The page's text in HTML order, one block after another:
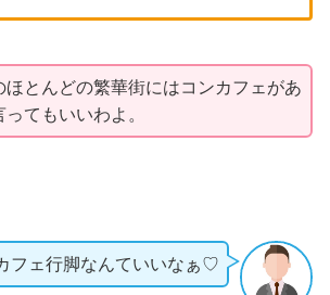
ほとんどの繁華街にはコンカフェがあ
ってもいいわよ。
フェ行脚なんていいなぁ♡